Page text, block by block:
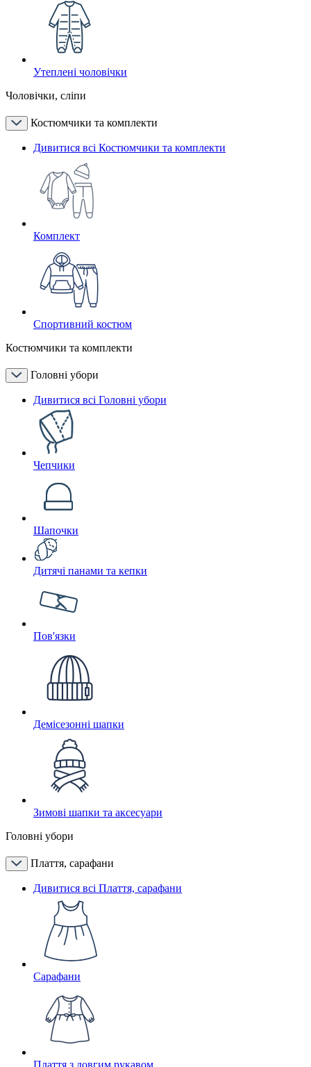
Утеплені чоловічки
Чоловічки, сліпи
Костюмчики та комплекти
Дивитися всі Костюмчики та комплекти
Комплект
Спортивний костюм
Костюмчики та комплекти
Головні убори
Дивитися всі Головні убори
Чепчики
Шапочки
Дитячі панами та кепки
Пов'язки
Демісезонні шапки
Зимові шапки та аксесуари
Головні убори
Плаття, сарафани
Дивитися всі Плаття, сарафани
Сарафани
Плаття з довгим рукавом